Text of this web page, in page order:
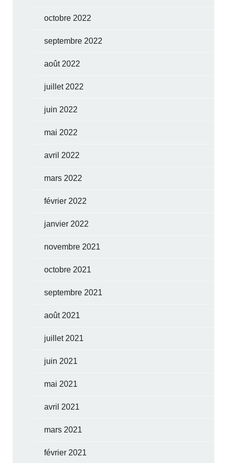
octobre 2022
septembre 2022
août 2022
juillet 2022
juin 2022
mai 2022
avril 2022
mars 2022
février 2022
janvier 2022
novembre 2021
octobre 2021
septembre 2021
août 2021
juillet 2021
juin 2021
mai 2021
avril 2021
mars 2021
février 2021